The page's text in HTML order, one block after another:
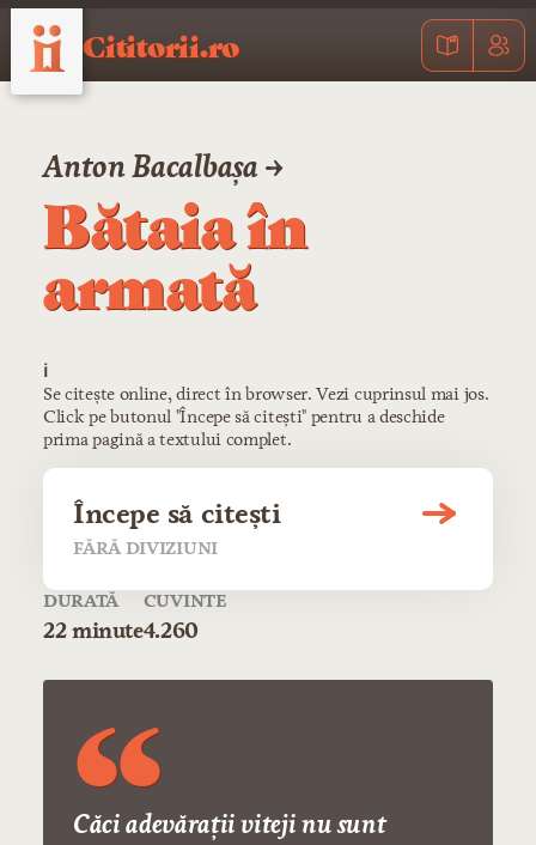
Cititorii.ro
Anton Bacalbașa →
Bătaia în
armată
ℹ️
Se citește online, direct în browser. Vezi cuprinsul mai jos.
Click pe butonul "Începe să citești" pentru a deschide
prima pagină a textului complet.
Începe să citești
FĂRĂ DIVIZIUNI
DURATĂ
22 minute
CUVINTE
4.260
Căci adevăraţii viteji nu sunt